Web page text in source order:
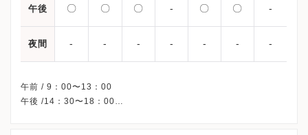
午後 〇 〇 〇 - 〇 〇 -
夜間 - - - - - - -
午前 / 9：00〜13：00
午後 /14：30〜18：00